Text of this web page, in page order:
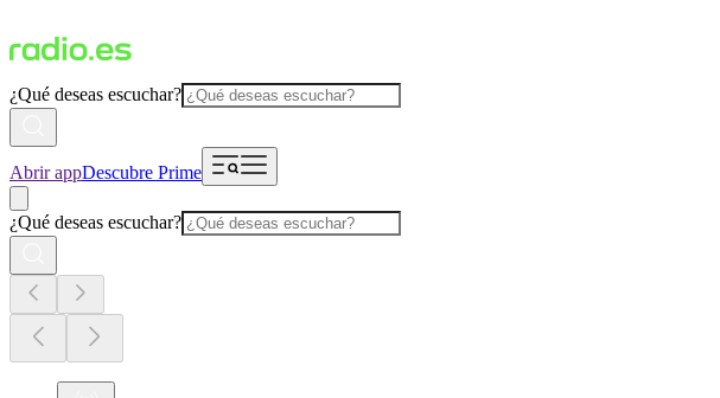
¿Qué deseas escuchar?
Abrir appDescubre Prime
¿Qué deseas escuchar?